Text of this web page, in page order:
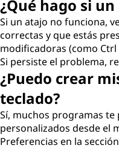
¿Qué hago si
Si un atajo no funciona,
correctas y que estás
modificadoras (como
Si persiste el problema,
¿Puedo crear
teclado?
Sí, muchos programas
personalizados desde el
Preferencias en la